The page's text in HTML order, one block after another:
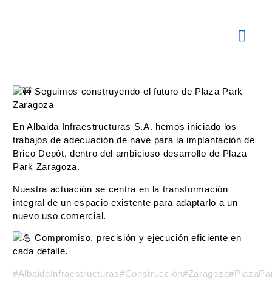
Seguimos construyendo el futuro de Plaza Park
Zaragoza
En Albaida Infraestructuras S.A. hemos iniciado los
trabajos de adecuación de nave para la implantación de
Brico Depôt, dentro del ambicioso desarrollo de Plaza
Park Zaragoza.
Nuestra actuación se centra en la transformación
integral de un espacio existente para adaptarlo a un
nuevo uso comercial.
Compromiso, precisión y ejecución eficiente en
cada detalle.
#AlbaidaInfraestructuras#Construcción#Zaragoza